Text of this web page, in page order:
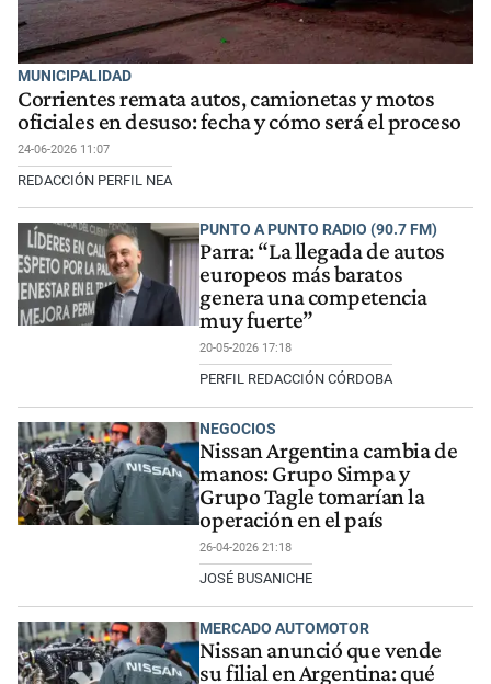
MUNICIPALIDAD
Corrientes remata autos, camionetas y motos
oficiales en desuso: fecha y cómo será el proceso
24-06-2026 11:07
REDACCIÓN PERFIL NEA
PUNTO A PUNTO RADIO (90.7 FM)
Parra: “La llegada de autos
europeos más baratos
genera una competencia
muy fuerte”
20-05-2026 17:18
PERFIL REDACCIÓN CÓRDOBA
NEGOCIOS
Nissan Argentina cambia de
manos: Grupo Simpa y
Grupo Tagle tomarían la
operación en el país
26-04-2026 21:18
JOSÉ BUSANICHE
MERCADO AUTOMOTOR
Nissan anunció que vende
su filial en Argentina: qué